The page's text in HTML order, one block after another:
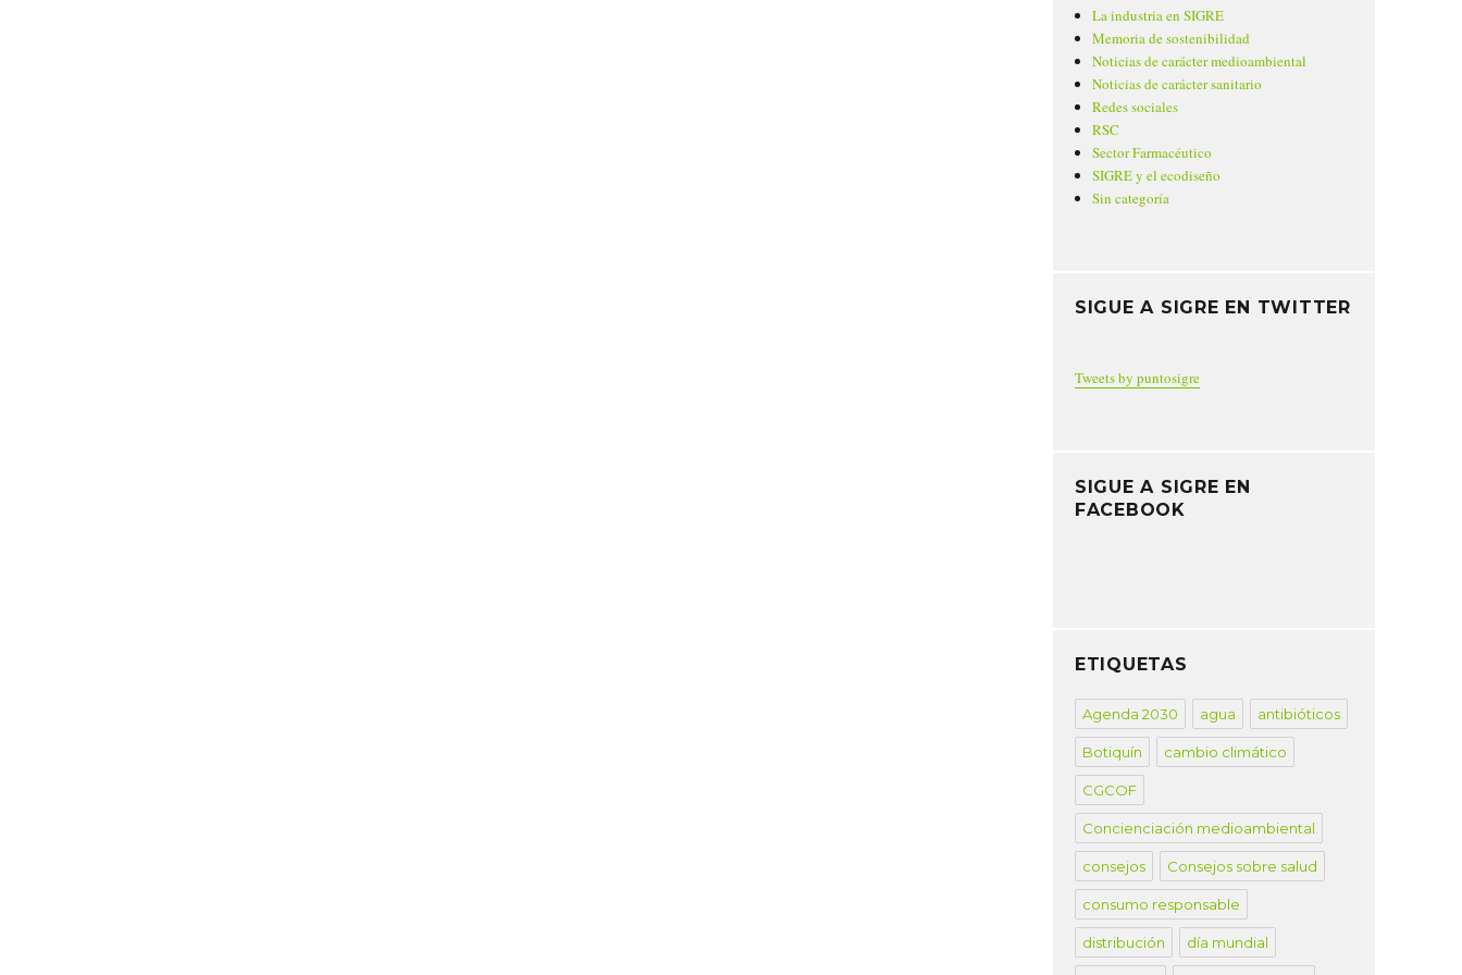
La industria en SIGRE
Memoria de sostenibilidad
Noticias de carácter medioambiental
Noticias de carácter sanitario
Redes sociales
RSC
Sector Farmacéutico
SIGRE y el ecodiseño
Sin categoría
SIGUE A SIGRE EN TWITTER
Tweets by puntosigre
SIGUE A SIGRE EN
FACEBOOK
ETIQUETAS
Agenda 2030 agua antibióticos
Botiquín cambio climático
CGCOF
Concienciación medioambiental
consejos Consejos sobre salud
consumo responsable
distribución día mundial